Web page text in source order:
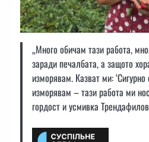
„Много обичам тази работа,
заради печалбата, а защото
изморявам. Казват ми:
изморявам – тази работа ми
гордост и усмивка